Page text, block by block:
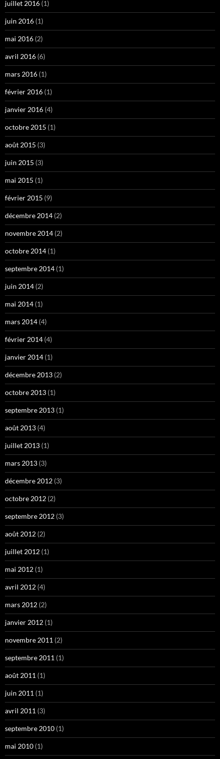
juillet 2016 (1)
juin 2016 (1)
mai 2016 (2)
avril 2016 (6)
mars 2016 (1)
février 2016 (1)
janvier 2016 (4)
octobre 2015 (1)
août 2015 (3)
juin 2015 (3)
mai 2015 (1)
février 2015 (9)
décembre 2014 (2)
novembre 2014 (2)
octobre 2014 (1)
septembre 2014 (1)
juin 2014 (2)
mai 2014 (1)
mars 2014 (4)
février 2014 (4)
janvier 2014 (1)
décembre 2013 (2)
octobre 2013 (1)
septembre 2013 (1)
août 2013 (4)
juillet 2013 (1)
mars 2013 (3)
décembre 2012 (3)
octobre 2012 (2)
septembre 2012 (3)
août 2012 (2)
juillet 2012 (1)
mai 2012 (1)
avril 2012 (4)
mars 2012 (2)
janvier 2012 (1)
novembre 2011 (2)
septembre 2011 (1)
août 2011 (1)
juin 2011 (1)
avril 2011 (3)
septembre 2010 (1)
mai 2010 (1)